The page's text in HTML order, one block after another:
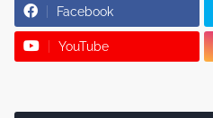
Facebook
YouTube